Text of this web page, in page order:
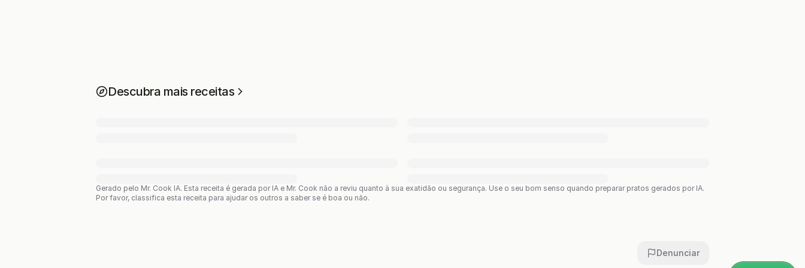
Descubra mais receitas
Gerado pelo Mr. Cook IA. Esta receita é gerada por IA e Mr. Cook não a reviu quanto à sua exatidão ou segurança. Use o seu bom senso quando preparar pratos gerados por IA.
Por favor, classifica esta receita para ajudar os outros a saber se é boa ou não.
Denunciar